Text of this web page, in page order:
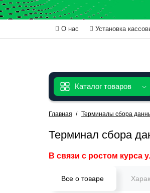
О нас Установка
Каталог товаров
Главная Терминалы сбора
Терминал сбора
В связи с ростом курса
Все о товаре